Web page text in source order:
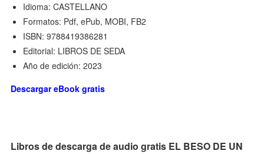
Idioma: CASTELLANO
Formatos: Pdf, ePub, MOBI, FB2
ISBN: 9788419386281
Editorial: LIBROS DE SEDA
Año de edición: 2023
Descargar eBook gratis
Libros de descarga de audio gratis EL BESO DE UN